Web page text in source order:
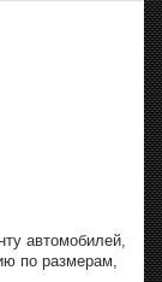
автомобилей,
по размерам,